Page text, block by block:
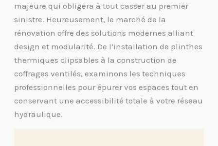
majeure qui obligera à tout casser au premier
sinistre. Heureusement, le marché de la
rénovation offre des solutions modernes alliant
design et modularité. De l’installation de plinthes
thermiques clipsables à la construction de
coffrages ventilés, examinons les techniques
professionnelles pour épurer vos espaces tout en
conservant une accessibilité totale à votre réseau
hydraulique.